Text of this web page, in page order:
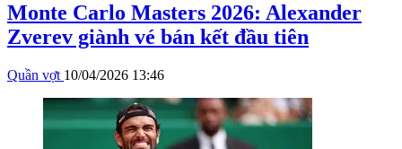
Monte Carlo Masters 2026: Alexander
Zverev giành vé bán kết đầu tiên
Quần vợt 10/04/2026 13:46